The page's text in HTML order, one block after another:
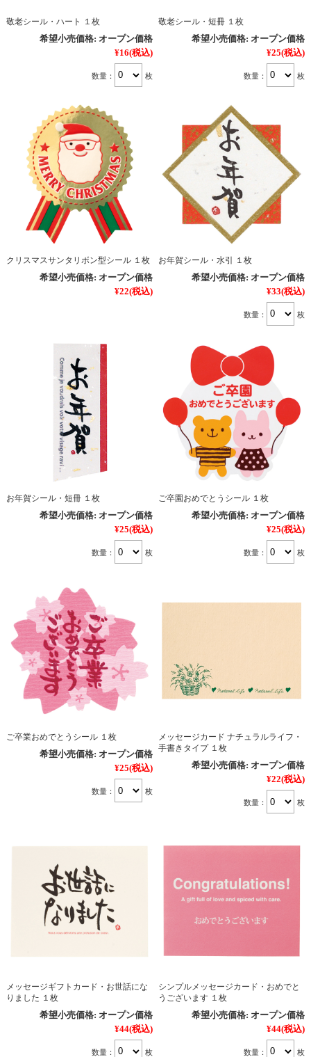
敬老シール・ハート １枚
希望小売価格: オープン価格
¥16(税込)
数量： 枚
敬老シール・短冊 １枚
希望小売価格: オープン価格
¥25(税込)
数量： 枚
クリスマスサンタリボン型シール １枚
希望小売価格: オープン価格
¥22(税込)
お年賀シール・水引 １枚
希望小売価格: オープン価格
¥33(税込)
数量： 枚
お年賀シール・短冊 １枚
希望小売価格: オープン価格
¥25(税込)
数量： 枚
ご卒園おめでとうシール １枚
希望小売価格: オープン価格
¥25(税込)
数量： 枚
ご卒業おめでとうシール １枚
希望小売価格: オープン価格
¥25(税込)
数量： 枚
メッセージカード ナチュラルライフ・
手書きタイプ １枚
希望小売価格: オープン価格
¥22(税込)
数量： 枚
メッセージギフトカード・お世話にな
りました １枚
希望小売価格: オープン価格
¥44(税込)
数量： 枚
シンプルメッセージカード・おめでと
うございます １枚
希望小売価格: オープン価格
¥44(税込)
数量： 枚